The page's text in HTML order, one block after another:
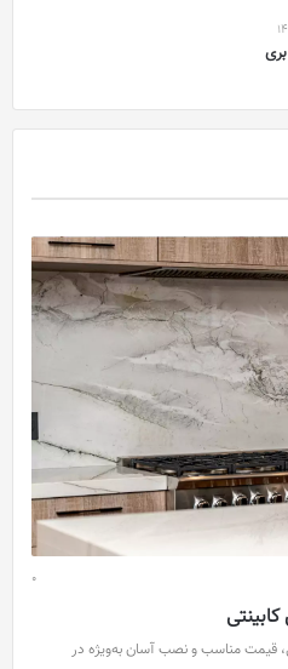
0
قیمت مناسب و نصب آسان به‌ویژه در